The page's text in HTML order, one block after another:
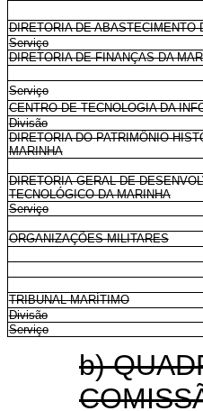
DIRETORIA DE ABASTECIMENTO
Serviço
DIRETORIA DE FINANÇAS DA
Serviço
CENTRO DE TECNOLOGIA DA
Divisão
DIRETORIA DO PATRIMÔNIO
MARINHA
DIRETORIA-GERAL DE
TECNOLÓGICO DA MARINHA
Serviço
ORGANIZAÇÕES MILITARES
TRIBUNAL MARÍTIMO
Divisão
Serviço
b)